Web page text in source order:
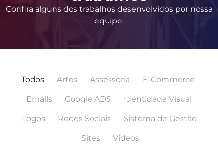
Confira alguns dos trabalhos desenvolvidos por nossa
equipe.
Todos Artes Assessoria E-Commerce
Emails Google ADS Identidade Visual
Logos Redes Sociais Sistema de Gestão
Sites Vídeos